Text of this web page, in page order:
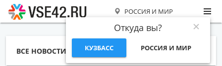
РОССИЯ И МИР
Откуда вы?
КУЗБАСС РОССИЯ И МИР
ВСЕ НОВОСТИ СТАТЬИ ТЕМЫ ФОТО